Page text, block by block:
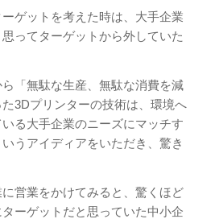
ゲットを考えた時は、大手企業
ってターゲットから外していた
「無駄な生産、無駄な消費を減
3Dプリンターの技術は、環境へ
る大手企業のニーズにマッチす
うアイディアをいただき、驚き
営業をかけてみると、驚くほど
ーゲットだと思っていた中小企